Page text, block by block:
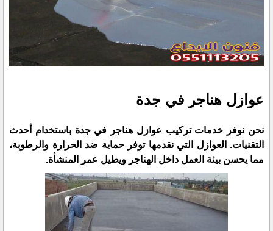
عوازل هناجر في جدة
نحن نوفر خدمات تركيب عوازل هناجر في جدة باستخدام أحدث
التقنيات. العوازل التي نقدمها توفر حماية ضد الحرارة والرطوبة،
مما يحسن بيئة العمل داخل الهناجر ويطيل عمر المنشأة.